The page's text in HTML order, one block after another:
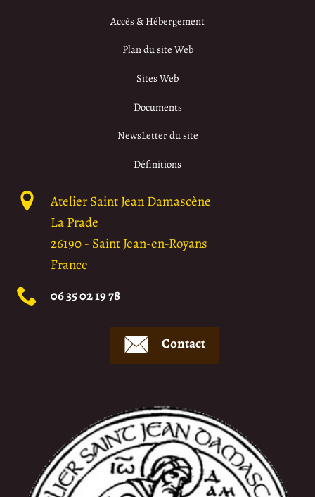
Accès & Hébergement
Plan du site Web
Sites Web
Documents
NewsLetter du site
Définitions
Atelier Saint Jean Damascène
La Prade
26190- Saint Jean-en-Royans
France
06 35 02 19 78
Contact